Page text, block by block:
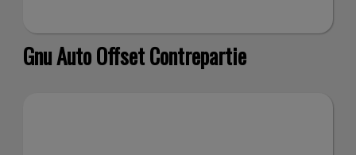
Gnu Auto Offset Contrepartie